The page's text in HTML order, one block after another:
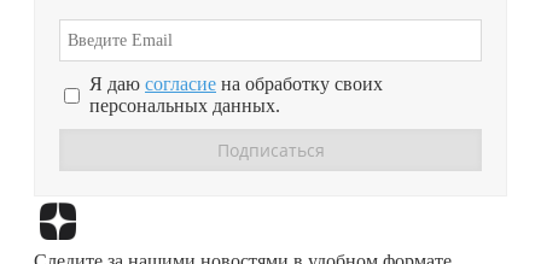
Я даю согласие на обработку своих
персональных данных.